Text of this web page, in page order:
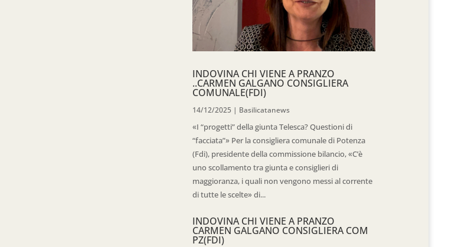
INDOVINA CHI VIENE A PRANZO
..CARMEN GALGANO CONSIGLIERA
COMUNALE(FDI)
14/12/2025 | Basilicatanews
«I “progetti” della giunta Telesca? Questioni di
“facciata”» Per la consigliera comunale di Potenza
(Fdi), presidente della commissione bilancio, «C’è
uno scollamento tra giunta e consiglieri di
maggioranza, i quali non vengono messi al corrente
di tutte le scelte» di...
INDOVINA CHI VIENE A PRANZO
CARMEN GALGANO CONSIGLIERA COM
PZ(FDI)